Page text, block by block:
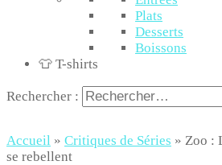
Plats
Desserts
Boissons
👕 T-shirts
Rechercher :
Accueil » Critiques de Séries » Zoo :
se rebellent